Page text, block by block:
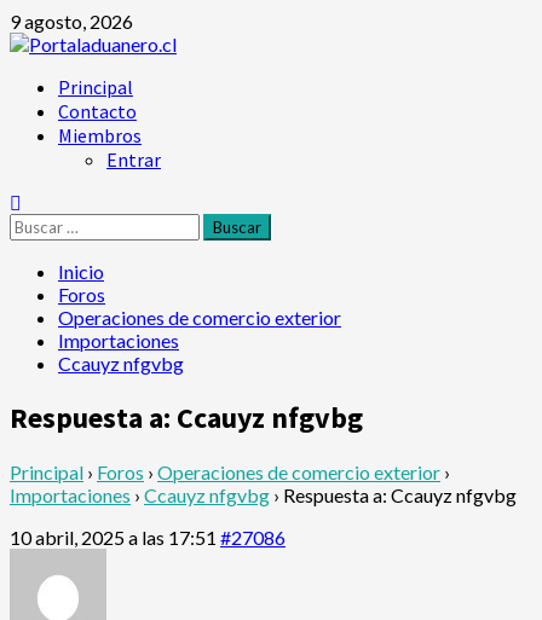
Saltar
al
9 agosto, 2026
Menú
principal
Principal
Contacto
Miembros
Entrar
Buscar:
Inicio
Foros
Operaciones de comercio exterior
Importaciones
Ccauyz nfgvbg
Respuesta a: Ccauyz nfgvbg
Principal › Foros › Operaciones de comercio exterior ›
Importaciones › Ccauyz nfgvbg › Respuesta a: Ccauyz nfgvbg
10 abril, 2025 a las 17:51 #27086